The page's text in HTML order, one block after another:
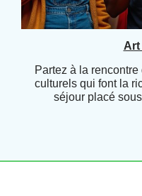
Art
Partez à la
culturels qui font la
séjour placé